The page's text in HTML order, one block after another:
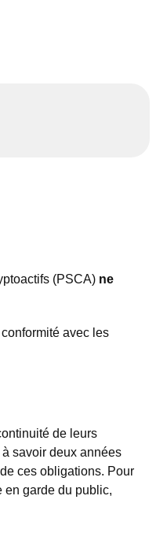
(PSCA) ne
avec les
de leurs
savoir deux années
ces obligations. Pour
en garde du public,